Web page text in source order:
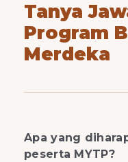
Tanya
Program
Merdeka
Apa yang
peserta MYTP?